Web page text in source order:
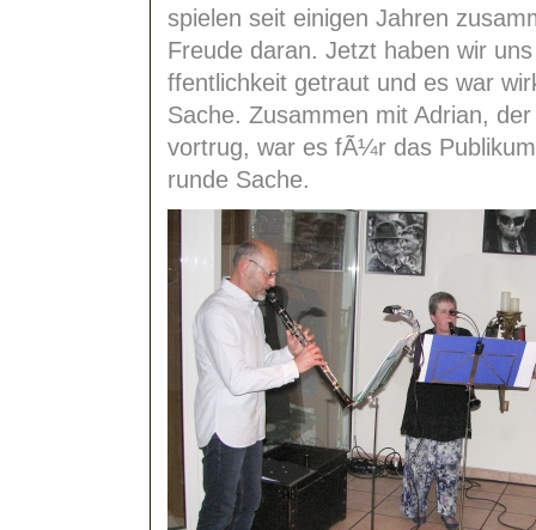
spielen seit einigen Jahren
Freude daran. Jetzt haben wir uns
ffentlichkeit getraut und es war
Sache. Zusammen mit Adrian,
vortrug, war es fÃ¼r das
runde Sache.